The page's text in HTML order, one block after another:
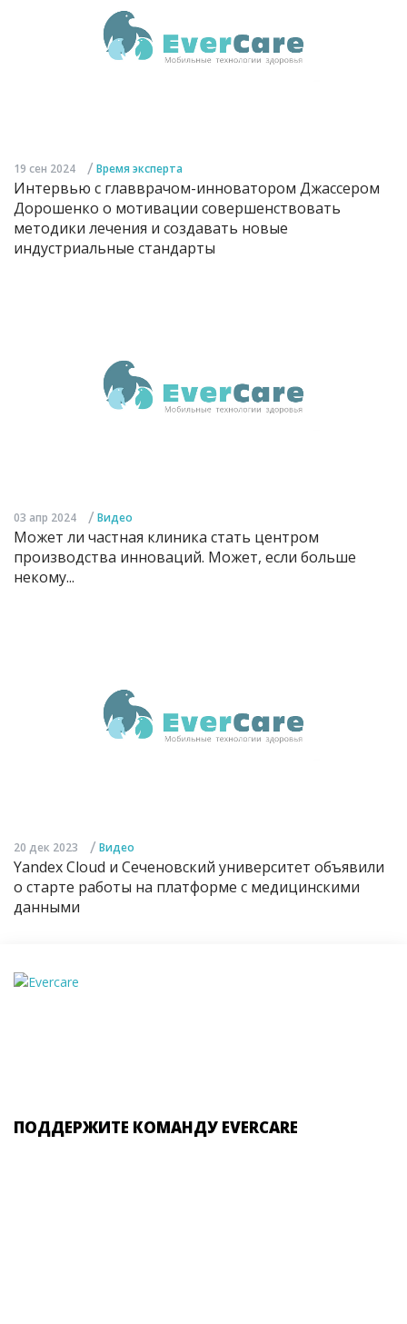
19 сен 2024 / Время эксперта
Интервью с главврачом-инноватором Джассером
Дорошенко о мотивации совершенствовать
методики лечения и создавать новые
индустриальные стандарты
03 апр 2024 / Видео
Может ли частная клиника стать центром
производства инноваций. Может, если больше
некому...
20 дек 2023 / Видео
Yandex Cloud и Сеченовский университет объявили
о старте работы на платформе с медицинскими
данными
ПОДДЕРЖИТЕ КОМАНДУ EVERCARE